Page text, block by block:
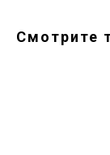
Смотрите